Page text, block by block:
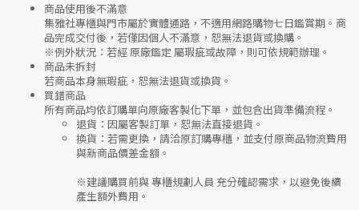
商品使用後不滿意
集雅社專櫃與門市屬於實體通路，不適用網路購物七日鑑賞期 。商
品完成交付後，若僅因個人不滿意，恕無法退貨或換購。
※例外狀況：若經 原廠鑑定 屬瑕疵或故障，則可依規範辦理。
商品未拆封
若商品本身無瑕疵，恕無法退貨或換貨。
買錯商品
所有商品均依訂購單向原廠客製化下單 ，並包含出貨準備流程。
退貨 ：因屬客製訂單，恕無法直接退貨。
換貨 ：若需更換，請洽原訂購專櫃，並支付原商品物流費用
與新商品價差金額 。
※建議購買前與專櫃規劃人員 充分確認需求，以避免後續
產生額外費用。